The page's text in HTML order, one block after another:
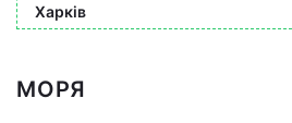
Харків
МОРЯ